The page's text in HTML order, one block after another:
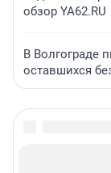
обзор YA62.RU
В Волгограде
оставшихся